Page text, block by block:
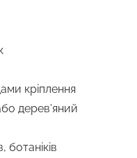
кріплення
дерев’яний
ботаніків